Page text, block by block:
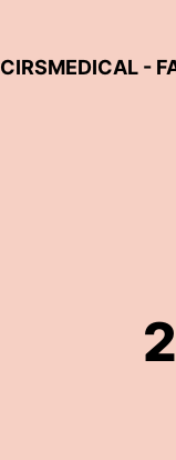
CIRSMEDICAL -